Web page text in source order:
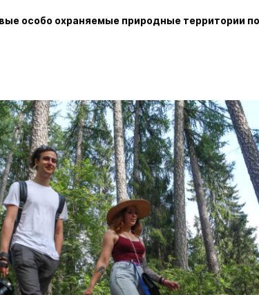
особо охраняемые природные территории